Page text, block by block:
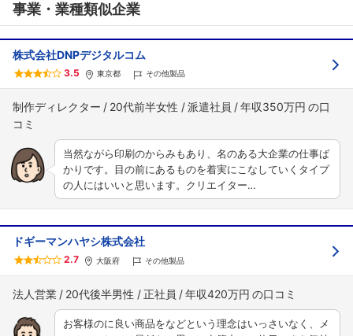
事業・業種類似企業
株式会社DNPデジタルコム
3.5 東京都 その他製品
制作ディレクター 20代前半女性 派遣社員 年収350万円
当然ながら印刷のからみもあり、名のある大企業の仕事ば
かりです。目の前にあるものを着実にこなしていくタイプ
の人にはいいと思います。クリエイター…
ドギーマンハヤシ株式会社
2.7 大阪府 その他製品
法人営業 20代後半男性 正社員 年収420万円
お客様のに良い商品をなどという理念はいっさいなく、メ